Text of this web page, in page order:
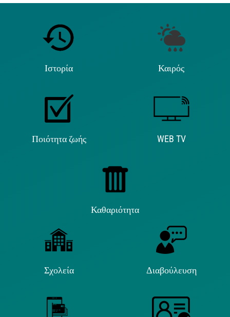
Ιστορία Καιρός
Ποιότητα ζωής WEB TV
Καθαριότητα
Σχολεία Διαβούλευση